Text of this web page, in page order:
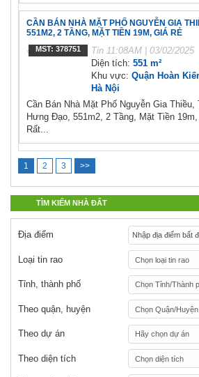
CẦN BÁN NHÀ MẶT PHỐ NGUYỄN GIA
551M2, 2 TẦNG, MẶT TIỀN 19M, GIÁ RẺ
MST: 378751 Tin 11:08AM | 03/02/2025
Diện tích: 551 m²
Khu vực: Quận Hoàn
Hà Nội
Cần Bán Nhà Mặt Phố Nguyễn Gia Thiều,
Hưng Đạo, 551m2, 2 Tầng, Mặt Tiền
Rất...
1 2 3 >>
TÌM KIẾM NHÀ ĐẤT
Địa điểm
Loại tin rao
Tỉnh, thành phố
Theo quận, huyện
Theo dự án
Theo diện tích